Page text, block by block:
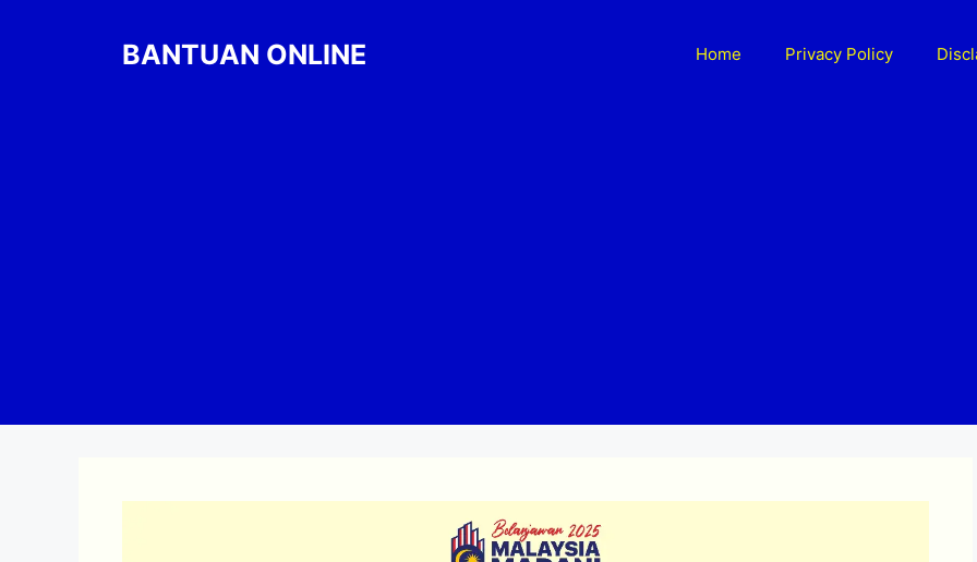
BANTUAN ONLINE Home Privacy Policy